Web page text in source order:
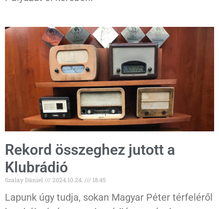
Rekord összeghez jutott a
Klubrádió
Szalay Dániel 2024.10.24. 18:45
Lapunk úgy tudja, sokan Magyar Péter térfeléről